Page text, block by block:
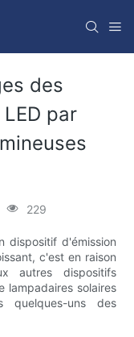
des
par
229
dispositif d'émission
c'est en raison
autres dispositifs
lampadaires solaires
quelques-uns des